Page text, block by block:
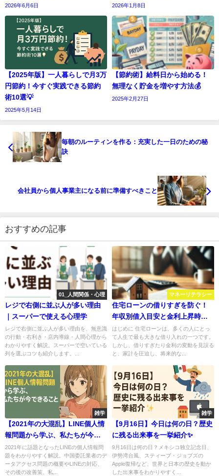
2026年6月6日 2026年1月8日
【2025年版】一人暮らしで月3万
円節約！今すぐ実践できる節約
術10選💡
2025年5月14日
【節約術】給料日から始める！
無理なく貯金を増やす方法💰
2025年2月27日
毎朝のルーティンを作る：充実した一日のための秘
訣
会社員から個人事業主になる前に準備すべきこと
おすすめの記事
01_人間関係・心理
レジで右側に並ぶ人が多い理由
｜スーパーで使える心理学
レジで右側に並ぶ人が多い理由を、無意識
の行動・右利き・店内導線・人間心理から
わかりやすく解説。スーパーで空いている
列を選ぶコツも紹介します。...
マネーリテラシー
住宅ローンの借りすぎを防ぐ！
年収別借入目安と金利上昇時に
取るべき行動とは？
はじめに 住宅ローンは、多くの人にとっ
て人生で最も大きな借り入れの一つです。
しかし、借りすぎたり金利の変動を見誤る
と、家計を圧迫し、将来的な...
雑学
【2021年の大混乱】LINE個人情
報問題から学ぶ、私たちが今で
きること📱🔐
2021年に話題となったLINEの個人情報問
題をわかりやすく解説。中国委託業者のデ
ータアクセス問題の概要やLINEの対応、
その後の改善策、私...
雑学
【9月16日】今日は何の日？歴史
に残る出来事を一挙紹介✨
9月16日は何の日？メキシコ独立記念日、
伊勢湾台風、スティーブ・ジョブズの
Apple復帰など、世界と日本の歴史を動か
した出来事をわかりやすく...